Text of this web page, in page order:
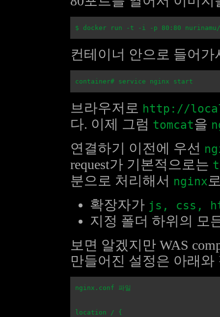
컨테이너 안으로 들어
브라우저로 http://
다. 이제 그럼 tomcat을
연결하기 이전에 우선
request가 기본적으로는
분으로 처리해서 nginx
확장자가 js, css,
지정 폴더 하위의 모
보면 알겠지만 WAS
만들어진 설정은 아래와
nginx.conf 파일
location / {